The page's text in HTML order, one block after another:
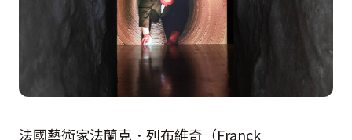
法國藝術家法蘭克．列布維奇（Franck